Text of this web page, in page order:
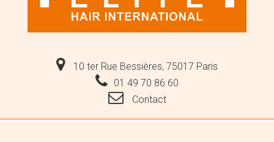
10 ter Rue Bessières, 75017 Paris
01 49 70 86 60
Contact